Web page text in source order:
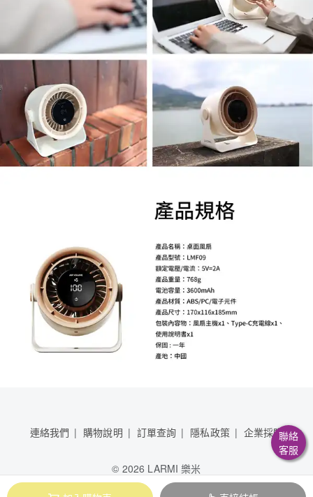
連絡我們 購物說明 訂單查詢 隱私政策 企業採購
© 2026 LARMI 樂米
晶讚企業有限公司 83151989
聯絡
客服